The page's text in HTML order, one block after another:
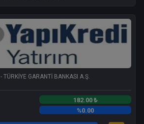
- TÜRKİYE GARANTİ BANKASI A.Ş.
182.00 ₺
%0.00